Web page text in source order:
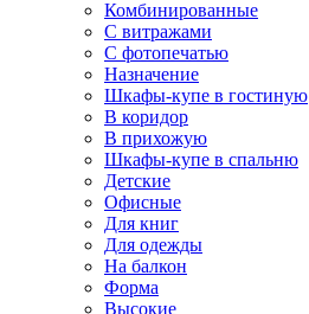
Комбинированные
С витражами
С фотопечатью
Назначение
Шкафы-купе в гостиную
В коридор
В прихожую
Шкафы-купе в спальню
Детские
Офисные
Для книг
Для одежды
На балкон
Форма
Высокие